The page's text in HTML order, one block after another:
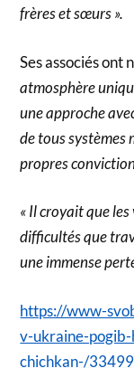
frères et sœurs ».
Ses associés ont
atmosphère
une approche
de tous systèmes
propres
« Il croyait que
difficultés que
une immense
https://www-
v-ukraine-
chichkan-/